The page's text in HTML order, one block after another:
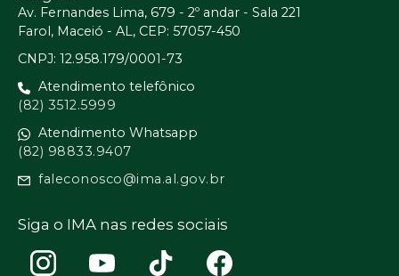
Av. Fernandes Lima, 679 - 2º andar - Sala 221
Farol, Maceió - AL, CEP: 57057-450
CNPJ: 12.958.179/0001-73
Atendimento telefônico
(82) 3512.5999
Atendimento Whatsapp
(82) 98833.9407
faleconosco@ima.al.gov.br
Siga o IMA nas redes sociais